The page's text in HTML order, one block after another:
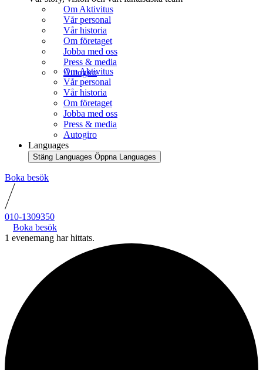
Om Aktivitus
Vår personal
Vår historia
Om företaget
Jobba med oss
Press & media
Autogiro
Om Aktivitus
Vår personal
Vår historia
Om företaget
Jobba med oss
Press & media
Autogiro
Languages
Stäng Languages Öppna Languages
Boka besök
010-1309350
Boka besök
1 evenemang har hittats.